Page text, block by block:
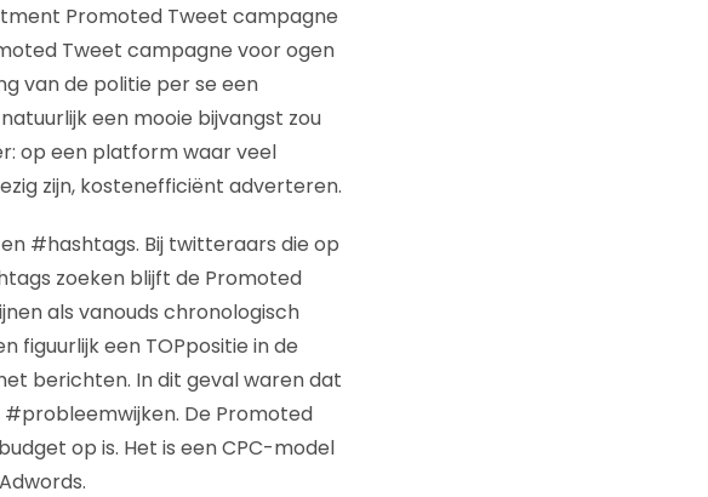
Promoted Tweet campagne
Tweet campagne voor ogen
van de politie per se een
een mooie bijvangst zou
op een platform waar veel
zijn, kostenefficiënt adverteren.
#hashtags. Bij twitteraars die op
zoeken blijft de Promoted
als vanouds chronologisch
figuurlijk een TOPpositie in de
berichten. In dit geval waren dat
#probleemwijken. De Promoted
op is. Het is een CPC-model